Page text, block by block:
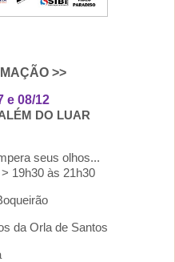
>>
e 08/12
DO LUAR
seus olhos...
19h30 às 21h30
da Orla de Santos